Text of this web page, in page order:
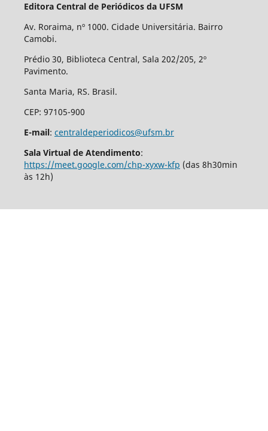
Editora Central de Periódicos da UFSM
Av. Roraima, nº 1000. Cidade Universitária. Bairro
Camobi.
Prédio 30, Biblioteca Central, Sala 202/205, 2º
Pavimento.
Santa Maria, RS. Brasil.
CEP: 97105-900
E-mail: centraldeperiodicos@ufsm.br
Sala Virtual de Atendimento:
https://meet.google.com/chp-xyxw-kfp (das 8h30min
às 12h)